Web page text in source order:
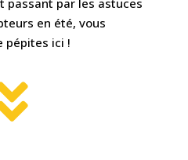
passant par les astuces
en été, vous
pépites ici !